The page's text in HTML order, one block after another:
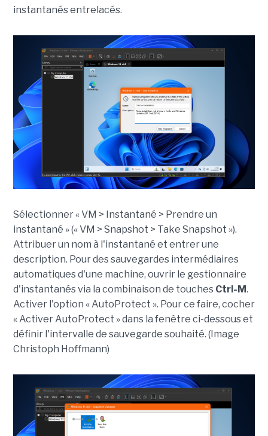
instantanés entrelacés.
Sélectionner « VM > Instantané > Prendre un
instantané » (« VM > Snapshot > Take Snapshot »).
Attribuer un nom à l'instantané et entrer une
description. Pour des sauvegardes intermédiaires
automatiques d'une machine, ouvrir le gestionnaire
d'instantanés via la combinaison de touches Ctrl-M.
Activer l'option « AutoProtect ». Pour ce faire, cocher
« Activer AutoProtect » dans la fenêtre ci-dessous et
définir l'intervalle de sauvegarde souhaité. (Image
Christoph Hoffmann)